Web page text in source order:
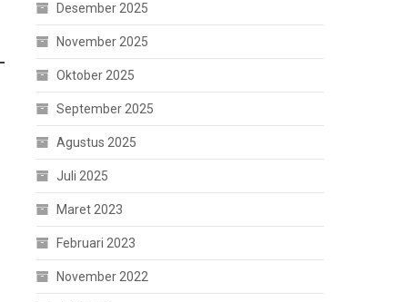
Desember 2025
November 2025
Oktober 2025
September 2025
Agustus 2025
Juli 2025
Maret 2023
Februari 2023
November 2022